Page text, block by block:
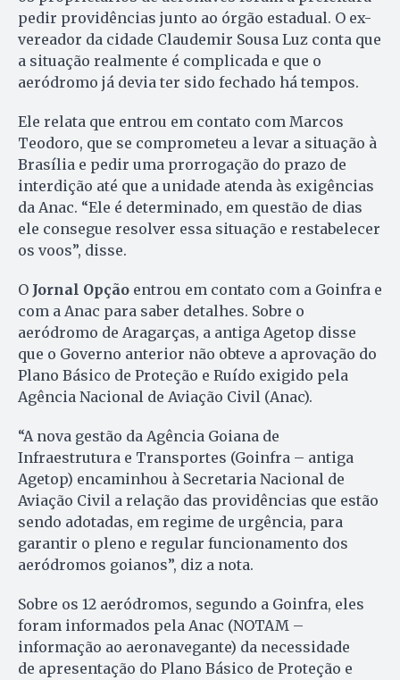
pedir providências junto ao órgão estadual. O ex-
vereador da cidade Claudemir Sousa Luz conta que
a situação realmente é complicada e que o
aeródromo já devia ter sido fechado há tempos.
Ele relata que entrou em contato com Marcos
Teodoro, que se comprometeu a levar a situação à
Brasília e pedir uma prorrogação do prazo de
interdição até que a unidade atenda às exigências
da Anac. “Ele é determinado, em questão de dias
ele consegue resolver essa situação e restabelecer
os voos”, disse.
O Jornal Opção entrou em contato com a Goinfra e
com a Anac para saber detalhes. Sobre o
aeródromo de Aragarças, a antiga Agetop disse
que o Governo anterior não obteve a aprovação do
Plano Básico de Proteção e Ruído exigido pela
Agência Nacional de Aviação Civil (Anac).
“A nova gestão da Agência Goiana de
Infraestrutura e Transportes (Goinfra – antiga
Agetop) encaminhou à Secretaria Nacional de
Aviação Civil a relação das providências que estão
sendo adotadas, em regime de urgência, para
garantir o pleno e regular funcionamento dos
aeródromos goianos”, diz a nota.
Sobre os 12 aeródromos, segundo a Goinfra, eles
foram informados pela Anac (NOTAM –
informação ao aeronavegante) da necessidade
de apresentação do Plano Básico de Proteção e